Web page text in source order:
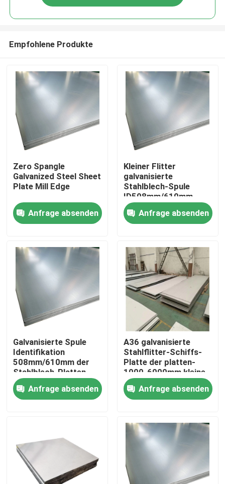
Haus
Produkte
Videos
Über uns
Fabrik-Ausflug
Qualitätskontrolle
Treten Sie mit uns in Verbindung
Aluminiumblatt-Platte
Edelstahlblech-Platte
Empfohlene Produkte
Zero Spangle
Galvanized Steel Sheet
Plate Mill Edge
Anfrage absenden
Kleiner Flitter
galvanisierte
Stahlblech-Spule
ID508mm/610mm
Anfrage absenden
Galvanisierte Spule
Identifikation
508mm/610mm der
Stahlblech-Platten-
Breiten-600-1500mm
Anfrage absenden
A36 galvanisierte
Stahlflitter-Schiffs-
Platte der platten-
1000-6000mm kleine
Anfrage absenden